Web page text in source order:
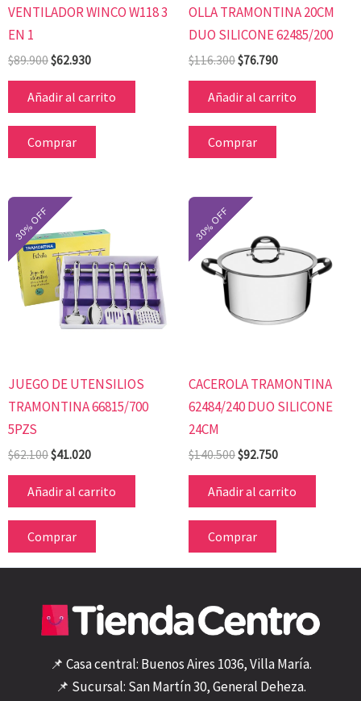
VENTILADOR WINCO W118 3
EN 1
$89.900$62.930
Añadir al carrito
Comprar
OLLA TRAMONTINA 20CM
DUO SILICONE 62485/200
$116.300$76.790
Añadir al carrito
Comprar
JUEGO DE UTENSILIOS
TRAMONTINA 66815/700
5PZS
$62.100
precio
original
era:
$62.100.
$41.020
actual
es:
$41.020.
Añadir al carrito
Comprar
CACEROLA TRAMONTINA
62484/240 DUO SILICONE
24CM
$140.500
El
original
era:
$140.500.
$92.750
es:
$92.750.
Añadir al carrito
Comprar
📌 Casa central: Buenos Aires 1036, Villa María.
📌 Sucursal: San Martín 30, General Deheza.